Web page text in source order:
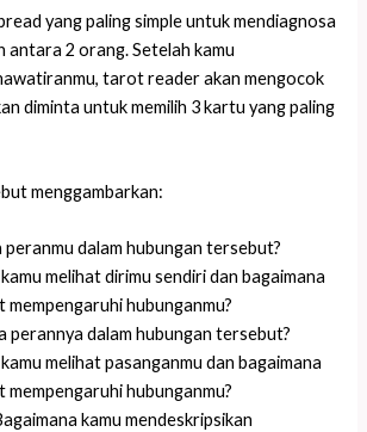
yang paling simple untuk mendiagnosa
antara 2 orang. Setelah kamu
tarot reader akan mengocok
diminta untuk memilih 3 kartu yang paling
menggambarkan:
peranmu dalam hubungan tersebut?
melihat dirimu sendiri dan bagaimana
mempengaruhi hubunganmu?
perannya dalam hubungan tersebut?
melihat pasanganmu dan bagaimana
mempengaruhi hubunganmu?
kamu mendeskripsikan